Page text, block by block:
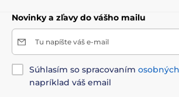
Novinky a zľavy do vášho mailu
Tu napíšte váš e-mail
Súhlasím so spracovaním
napríklad váš email